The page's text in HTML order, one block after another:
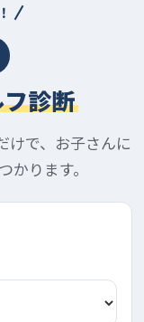
診断
けで、お子さんに
かります。